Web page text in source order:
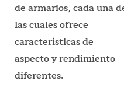
de armarios, cada una
las cuales ofrece
características de
aspecto y rendimiento
diferentes.